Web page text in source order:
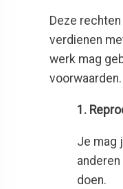
Deze
verdienen
werk mag
voorwaarden.
1.
Je mag
doen.